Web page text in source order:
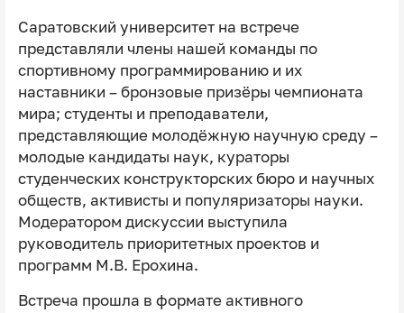
Саратовский университет на встрече
представляли члены нашей команды по
спортивному программированию и их
наставники – бронзовые призёры чемпионата
мира; студенты и преподаватели,
представляющие молодёжную научную среду –
молодые кандидаты наук, кураторы
студенческих конструкторских бюро и научных
обществ, активисты и популяризаторы науки.
Модератором дискуссии выступила
руководитель приоритетных проектов и
программ М.В. Ерохина.
Встреча прошла в формате активного